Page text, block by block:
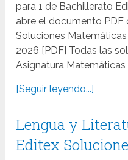
para 1 de Bachillerato
abre el documento PDF
Soluciones
2026 [PDF] Todas las
Asignatura Matemáticas
[Seguir leyendo...]
Lengua y
Editex